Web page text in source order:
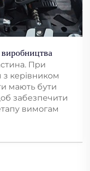
При
керівником
мають бути
забезпечити
вимогам